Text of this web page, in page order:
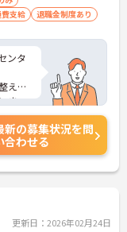
支給 退職金制度あり
ンタ
え、
ま
るの
新の募集状況を問
合わせる
更新日：2026年02月24日